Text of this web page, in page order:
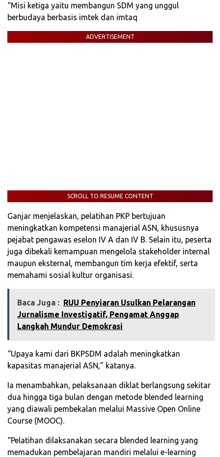
“Misi ketiga yaitu membangun SDM yang unggul
berbudaya berbasis imtek dan imtaq
ADVERTISEMENT
SCROLL TO RESUME CONTENT
Ganjar menjelaskan, pelatihan PKP bertujuan
meningkatkan kompetensi manajerial ASN, khususnya
pejabat pengawas eselon IV A dan IV B. Selain itu, peserta
juga dibekali kemampuan mengelola stakeholder internal
maupun eksternal, membangun tim kerja efektif, serta
memahami sosial kultur organisasi.
Baca Juga : RUU Penyiaran Usulkan Pelarangan
Jurnalisme Investigatif, Pengamat Anggap
Langkah Mundur Demokrasi
“Upaya kami dari BKPSDM adalah meningkatkan
kapasitas manajerial ASN,” katanya.
Ia menambahkan, pelaksanaan diklat berlangsung sekitar
dua hingga tiga bulan dengan metode blended learning
yang diawali pembekalan melalui Massive Open Online
Course (MOOC).
“Pelatihan dilaksanakan secara blended learning yang
memadukan pembelajaran mandiri melalui e-learning